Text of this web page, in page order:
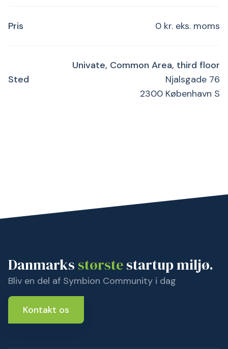
Pris 0 kr. eks. moms
Sted
Univate, Common Area, third floor
Njalsgade 76
2300 København S
Danmarks størstestartup miljø.
Bliv en del af Symbion Community i dag
Kontakt os